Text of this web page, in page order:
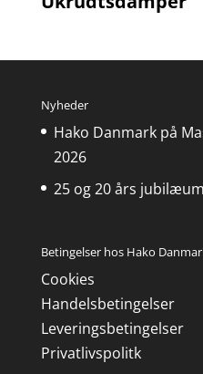
Nyheder
Hako Danmark på
2026
25 og 20 års
Betingelser hos Hako
Cookies
Handelsbetingelser
Leveringsbetingelser
Privatlivspolitk